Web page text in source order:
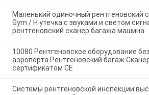
Маленький одиночный рентгеновский
Gym / H утечка с звуками и светом
рентгеновский сканер багажа машина
10080 Рентгеновское оборудование
аэропорта Рентгеновский багаж
сертификатом CE
Системы рентгеновской инспекции